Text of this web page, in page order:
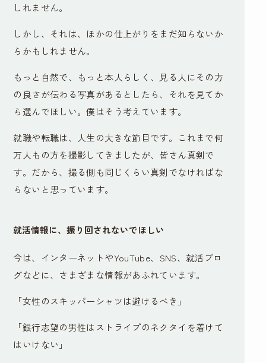
しれません。
しかし、それは、ほかの仕上がりをまだ知らないか
らかもしれません。
もっと自然で、もっと本人らしく、見る人にその方
の良さが伝わる写真があるとしたら、それを見てか
ら選んでほしい。僕はそう考えています。
就職や転職は、人生の大きな節目です。これまで何
万人もの方を撮影してきましたが、皆さん真剣で
す。だから、撮る側も同じくらい真剣でなければな
らないと思っています。
就活情報に、振り回されないでほしい
今は、インターネットやYouTube、SNS、就活ブロ
グなどに、さまざまな情報があふれています。
「女性のスキッパーシャツは避けるべき」
「銀行志望の男性はストライプのネクタイを着けて
はいけない」